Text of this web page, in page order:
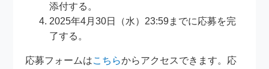
添付する。
2025年4月30日（水）23:59までに応募を完
了する。
応募フォームはこちらからアクセスできます。応